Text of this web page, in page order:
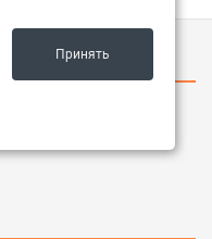
Принять